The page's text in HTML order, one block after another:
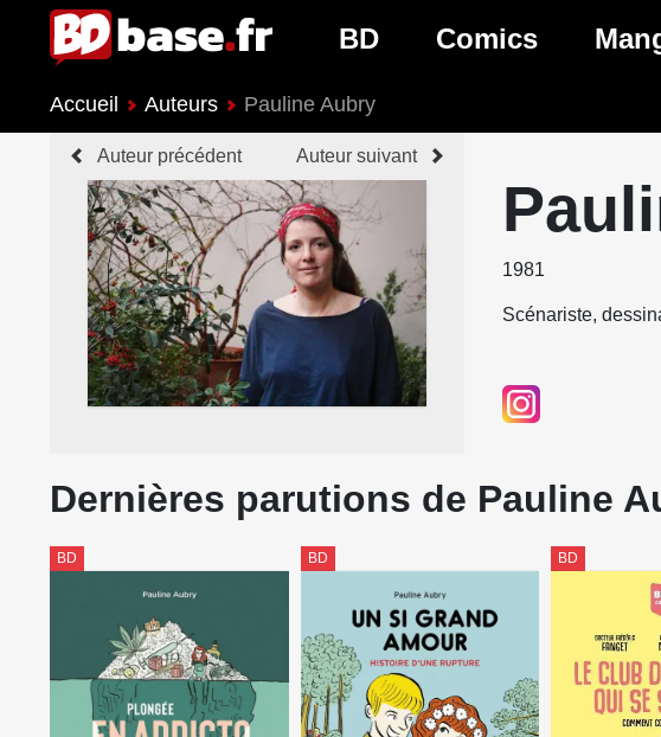
BD
Nouveautés BD
Prochaines sorties BD
Genres BD
Comics
Genres Comics
Accueil Auteurs Pauline Aubry
Auteur précédent Auteur suivant
1981
Scénariste,
Dernières parutions de Pauline
BD BD BD